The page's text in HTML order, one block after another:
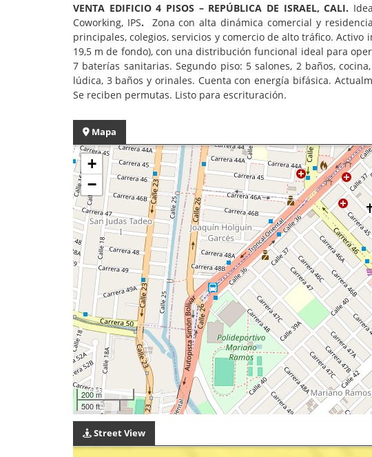
VENTA EDIFICIO 4 PISOS – REPÚBLICA DE ISRAEL, CALI.
Coworking, IPS. Zona con alta dinámica comercial y
principales, colegios, servicios y comercio de alto tráfico.
19,5 m de fondo), con una distribución funcional ideal para
7 baterías sanitarias. Segundo piso: 5 salones, 2 baños,
lúdica, 3 baños y orinales. Cuenta con energía bifásica.
Se reciben permutas. Listo para escrituración.
Mapa
+
−
200 m
500 ft
Street View